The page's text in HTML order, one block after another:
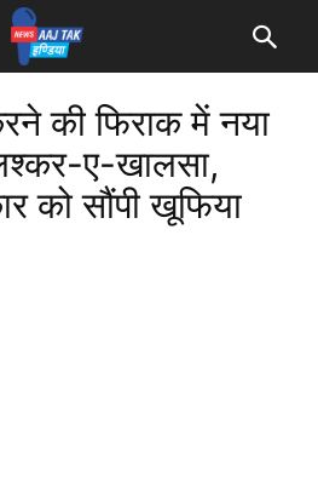
की फिराक में नया
ए-खालसा,
को सौंपी खूफिया